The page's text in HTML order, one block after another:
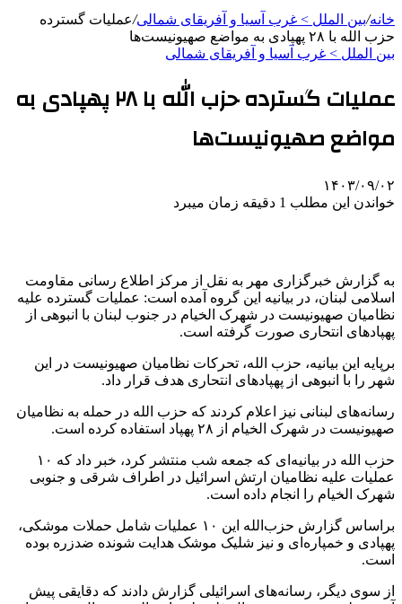
خانه/بین الملل > غرب آسیا و آفریقای شمالی/عملیات گسترده
حزب الله با ۲۸ پهپادی به مواضع صهیونیست‌ها
بین الملل > غرب آسیا و آفریقای شمالی
عملیات گسترده حزب الله با ۲۸ پهپادی به
مواضع صهیونیست‌ها
۱۴۰۳/۰۹/۰۲
خواندن این مطلب 1 دقیقه زمان میبرد
به گزارش خبرگزاری مهر به نقل از مرکز اطلاع رسانی مقاومت
اسلامی لبنان، در بیانیه این گروه آمده است: عملیات گسترده علیه
نظامیان صهیونیست در شهرک الخیام در جنوب لبنان با انبوهی از
پهپادهای انتحاری صورت گرفته است.
برپایه این بیانیه، حزب الله، تحرکات نظامیان صهیونیست در این
شهر را با انبوهی از پهپادهای انتحاری هدف قرار داد.
رسانه‌های لبنانی نیز اعلام کردند که حزب الله در حمله به نظامیان
صهیونیست در شهرک الخیام از ۲۸ پهپاد استفاده کرده است.
حزب الله در بیانیه‌ای که جمعه شب منتشر کرد، خبر داد که ۱۰
عملیات علیه نظامیان ارتش اسرائیل در اطراف شرقی و جنوبی
شهرک الخیام را انجام داده است.
براساس گزارش حزب‌الله این ۱۰ عملیات شامل حملات موشکی،
پهپادی و خمپاره‌ای و نیز شلیک موشک هدایت شونده ضدزره بوده
است.
از سوی دیگر، رسانه‌های اسرائیلی گزارش دادند که دقایقی پیش